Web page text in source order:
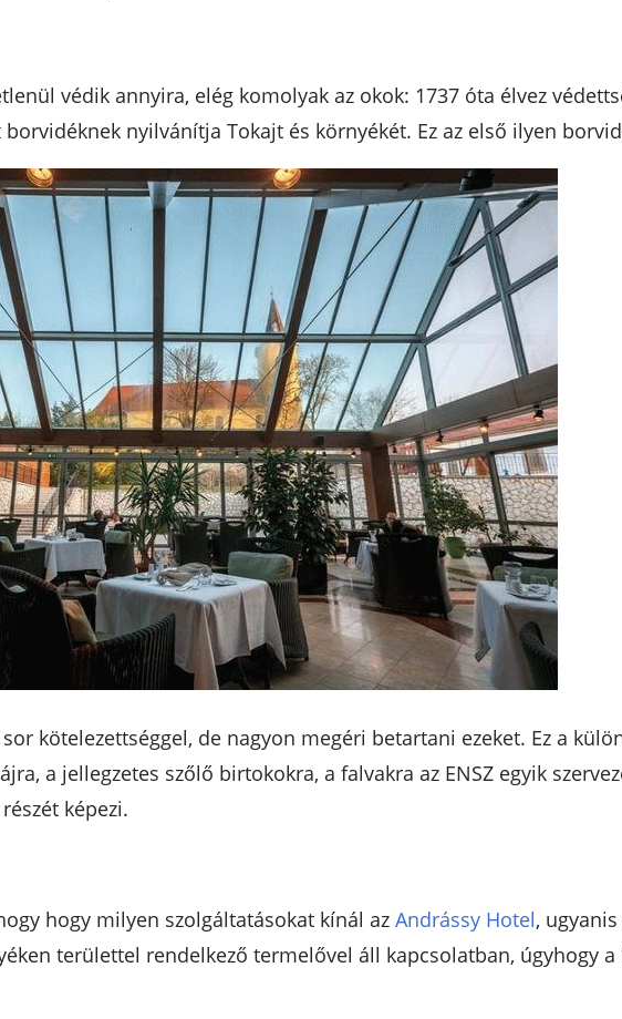
védik annyira, elég komolyak az okok: 1737 óta élvez
nyilvánítja Tokajt és környékét. Ez az első ilyen
kötelezettséggel, de nagyon megéri betartani ezeket. Ez a
a jellegzetes szőlő birtokokra, a falvakra az ENSZ egyik
képezi.
hogy milyen szolgáltatásokat kínál az Andrássy Hotel,
területtel rendelkező termelővel áll kapcsolatban, úgyhogy